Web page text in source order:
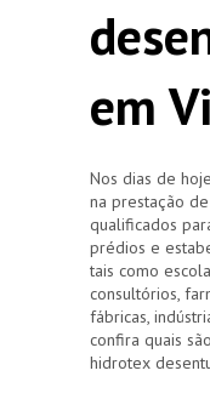
em
Nos dias de
na prestação
qualificados
prédios e
tais como
consultórios,
fábricas,
confira quais
hidrotex